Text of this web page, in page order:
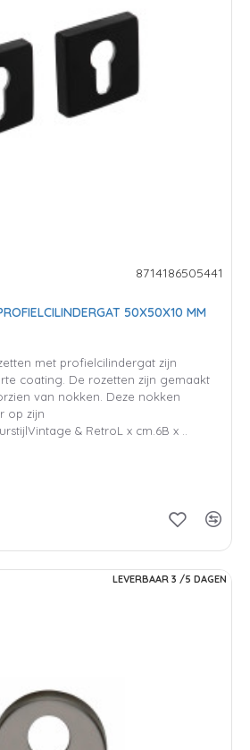
8714186505441
50X50X10 MM
met profielcilindergat zijn
coating. De rozetten zijn gemaakt
van nokken. Deze nokken
op zijn
& RetroL x cm.6B x ..
LEVERBAAR 3 /5 DAGEN